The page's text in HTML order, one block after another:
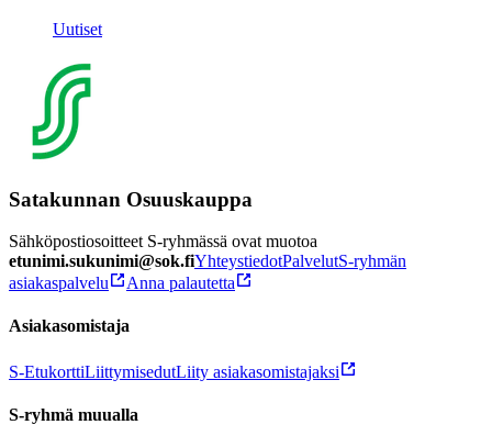
Uutiset
Satakunnan Osuuskauppa
Sähköpostiosoitteet S-ryhmässä ovat muotoa
etunimi.sukunimi@sok.fiYhteystiedotPalvelutS-ryhmän
asiakaspalvelu
Anna palautetta
Asiakasomistaja
S-EtukorttiLiittymisedutLiity asiakasomistajaksi
S-ryhmä muualla